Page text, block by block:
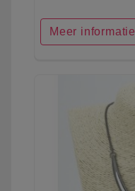
Meer informatie